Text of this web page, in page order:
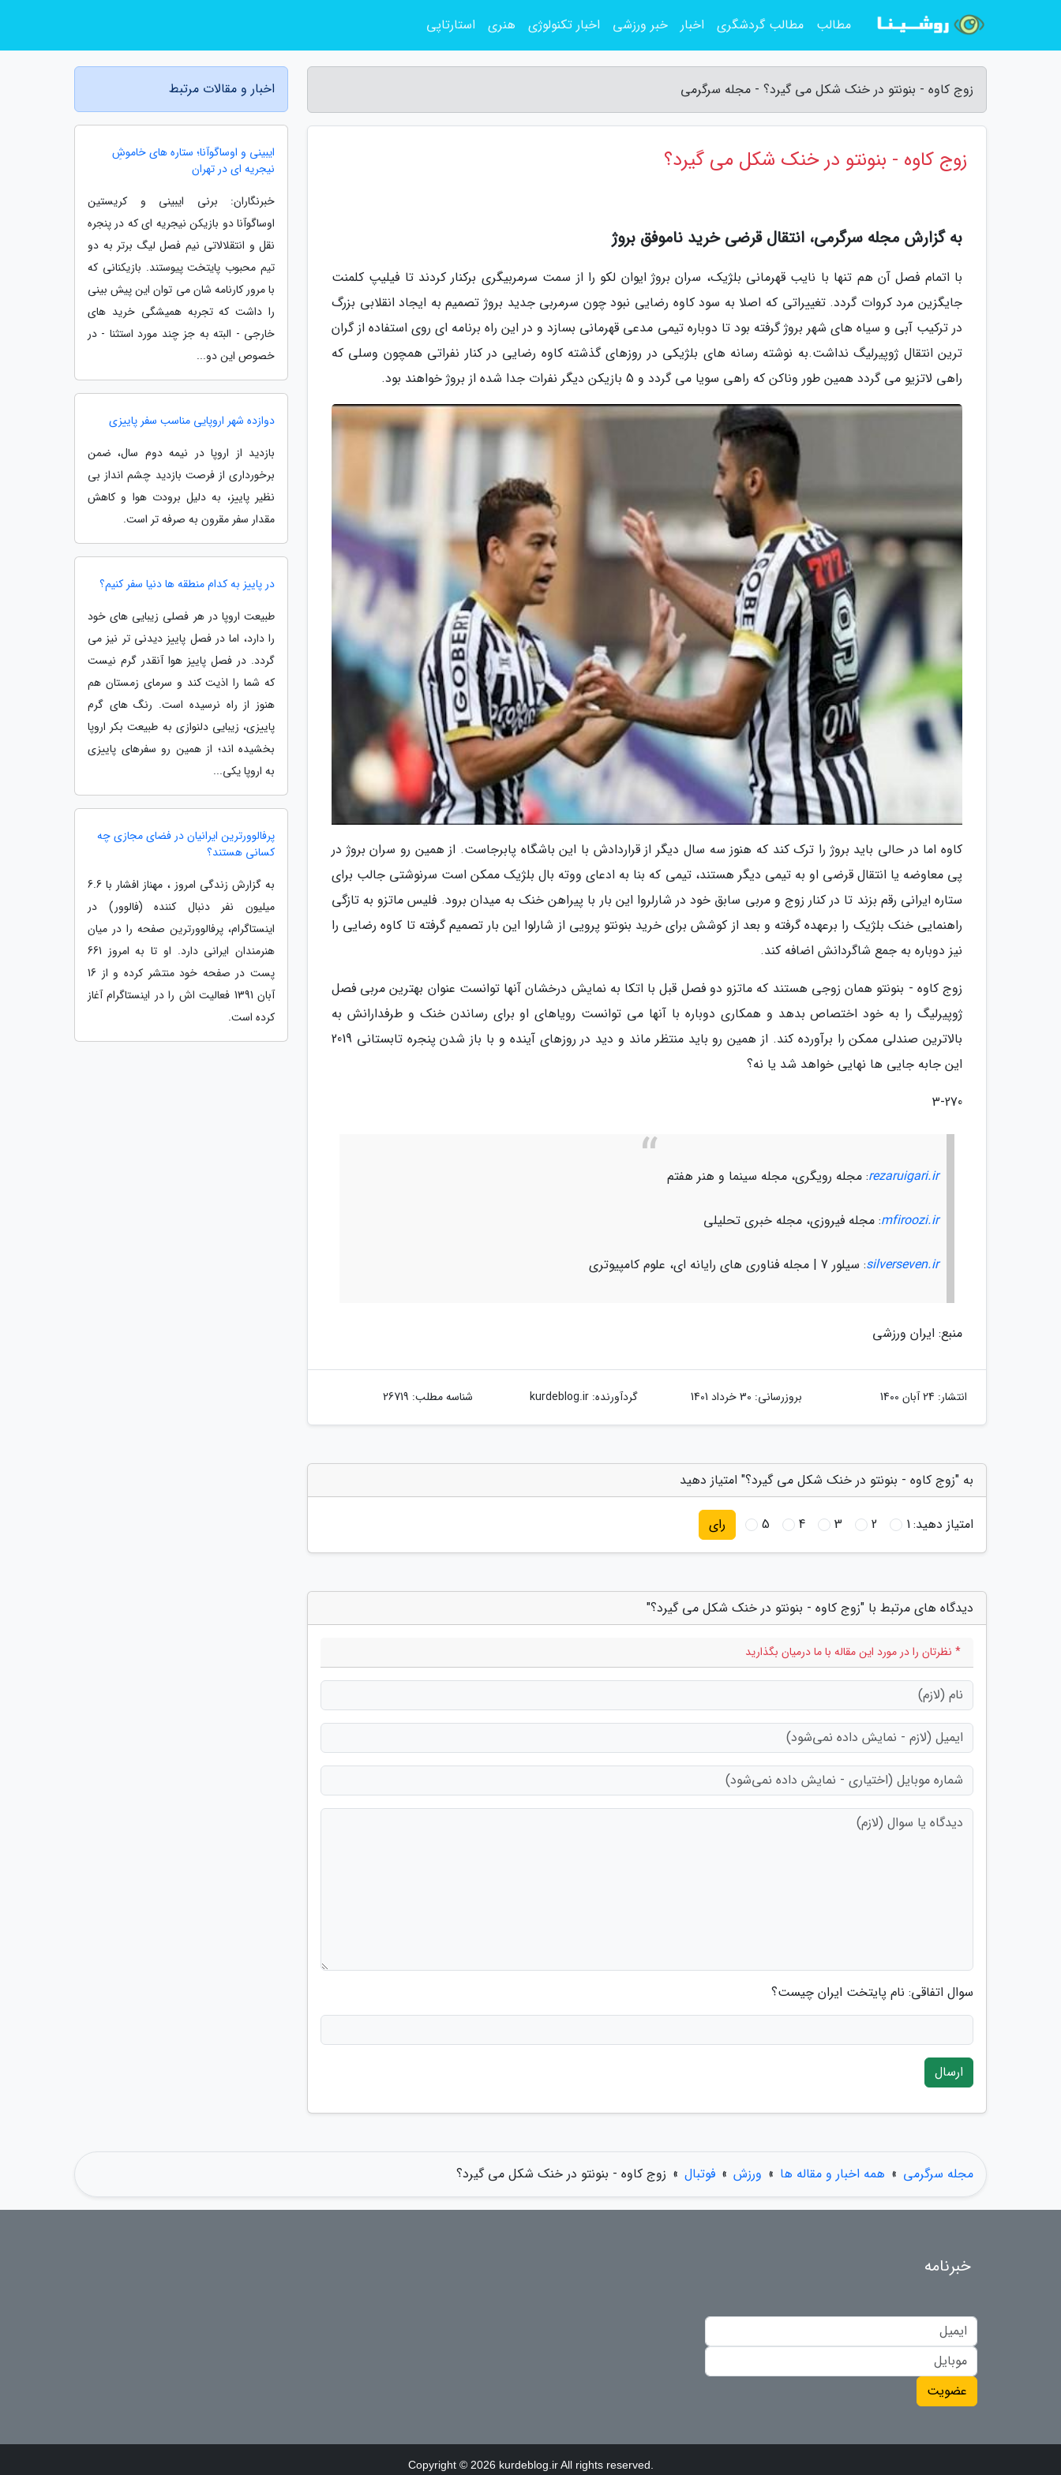
زوج کاوه - بنونتو در خنک شکل می گیرد؟ - مجله سرگرمی
زوج کاوه - بنونتو در خنک شکل می گیرد؟
به گزارش مجله سرگرمی، انتقال قرضی خرید ناموفق بروژ
با اتمام فصل آن هم تنها با نایب قهرمانی بلژیک، سران بروژ ایوان لکو را از سمت سرمربیگری برکنار کردند تا فیلیپ کلمنت
جایگزین مرد کروات گردد. تغییراتی که اصلا به سود کاوه رضایی نبود چون سرمربی جدید بروژ تصمیم به ایجاد انقلابی بزرگ
در ترکیب آبی و سیاه های شهر بروژ گرفته بود تا دوباره تیمی مدعی قهرمانی بسازد و در این راه برنامه ای روی استفاده از گران
ترین انتقال ژوپیرلیگ نداشت.به نوشته رسانه های بلژیکی در روزهای گذشته کاوه رضایی در کنار نفراتی همچون وسلی که
راهی لاتزیو می گردد همین طور وناکن که راهی سویا می گردد و 5 بازیکن دیگر نفرات جدا شده از بروژ خواهند بود.
کاوه اما در حالی باید بروژ را ترک کند که هنوز سه سال دیگر از قراردادش با این باشگاه پابرجاست. از همین رو سران بروژ در
پی معاوضه یا انتقال قرضی او به تیمی دیگر هستند، تیمی که بنا به ادعای ووته بال بلژیک ممکن است سرنوشتی جالب برای
ستاره ایرانی رقم بزند تا در کنار زوج و مربی سابق خود در شارلروا این بار با پیراهن خنک به میدان برود. فلیس ماتزو به تازگی
راهنمایی خنک بلژیک را برعهده گرفته و بعد از کوشش برای خرید بنونتو پرویی از شارلوا این بار تصمیم گرفته تا کاوه رضایی را
نیز دوباره به جمع شاگردانش اضافه کند.
زوج کاوه - بنونتو همان زوجی هستند که ماتزو دو فصل قبل با اتکا به نمایش درخشان آنها توانست عنوان بهترین مربی فصل
ژوپیرلیگ را به خود اختصاص بدهد و همکاری دوباره با آنها می توانست رویاهای او برای رساندن خنک و طرفدارانش به
بالاترین صندلی ممکن را برآورده کند. از همین رو باید منتظر ماند و دید در روزهای آینده و با باز شدن پنجره تابستانی 2019
این جابه جایی ها نهایی خواهد شد یا نه؟
3-270
rezaruigari.ir: مجله رویگری، مجله سینما و هنر هفتم
mfiroozi.ir: مجله فیروزی، مجله خبری تحلیلی
silverseven.ir: سیلور 7 | مجله فناوری های رایانه ای، علوم کامپیوتری
منبع: ایران ورزشی
انتشار: 24 آبان 1400 بروزرسانی: 30 خرداد 1401 گردآورنده:kurdeblog.ir شناسه مطلب: 26719
به "زوج کاوه - بنونتو در خنک شکل می گیرد؟" امتیاز دهید
امتیاز دهید:1
2
3
4
5 رای
دیدگاه های مرتبط با "زوج کاوه - بنونتو در خنک شکل می گیرد؟"
* نظرتان را در مورد این مقاله با ما درمیان بگذارید
سوال اتفاقی: نام پایتخت ایران چیست؟
ارسال
اخبار و مقالات مرتبط
ایبینی و اوساگوآنا؛ ستاره های خاموشِ
نیجریه ای در تهران
خبرنگاران: برنی ایبینی و کریستین
اوساگوآنا دو بازیکن نیجریه ای که در پنجره
نقل و انتقلالاتی نیم فصل لیگ برتر به دو
تیم محبوب پایتخت پیوستند. بازیکنانی که
با مرور کارنامه شان می توان این پیش بینی
را داشت که تجربه همیشگی خرید های
خارجی - البته به جز چند مورد استثنا - در
خصوص این دو...
دوازده شهر اروپایی مناسب سفر پاییزی
بازدید از اروپا در نیمه دوم سال، ضمن
برخورداری از فرصت بازدید چشم انداز بی
نظیر پاییز، به دلیل برودت هوا و کاهش
مقدار سفر مقرون به صرفه تر است.
در پاییز به کدام منطقه ها دنیا سفر کنیم؟
طبیعت اروپا در هر فصلی زیبایی های خود
را دارد، اما در فصل پاییز دیدنی تر نیز می
گردد. در فصل پاییز هوا آنقدر گرم نیست
که شما را اذیت کند و سرمای زمستان هم
هنوز از راه نرسیده است. رنگ های گرم
پاییزی، زیبایی دلنوازی به طبیعت بکر اروپا
بخشیده اند؛ از همین رو سفرهای پاییزی
به اروپا یکی...
پرفالوورترین ایرانیان در فضای مجازی چه
کسانی هستند؟
به گزارش زندگی امروز ، مهناز افشار با 6.6
میلیون نفر دنبال کننده (فالوور) در
اینستاگرام، پرفالوورترین صفحه را در میان
هنرمندان ایرانی دارد. او تا به امروز 661
پست در صفحه خود منتشر کرده و از 16
آبان 1391 فعالیت اش را در اینستاگرام آغاز
کرده است.
مجله سرگرمی » همه اخبار و مقاله ها » ورزش » فوتبال » زوج کاوه - بنونتو در خنک شکل می گیرد؟
مطالب مطالب گردشگری اخبار خبر ورزشی اخبار تکنولوژی هنری استارتاپی
خبرنامه
عضویت
Copyright © 2026 kurdeblog.ir All rights reserved.